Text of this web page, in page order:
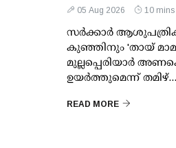
05 Aug 2026 10 mins
സര്‍ക്കാര്‍
കുഞ്ഞിനും 'തായ്
മുല്ലപ്പെരിയാര്‍
ഉയര്‍ത്തുമെന്ന് തമിഴ്...
READ MORE